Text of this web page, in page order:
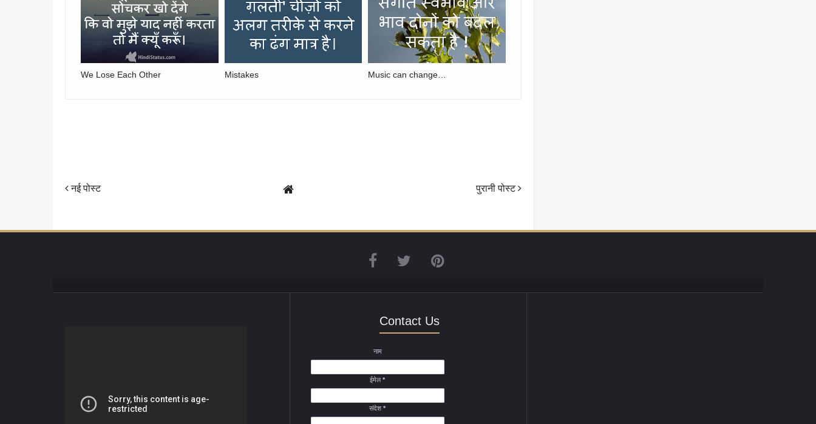
We Lose Each Other Mistakes Music can change…
नई पोस्ट पुरानी पोस्ट
Contact Us
नाम
ईमेल*
संदेश*